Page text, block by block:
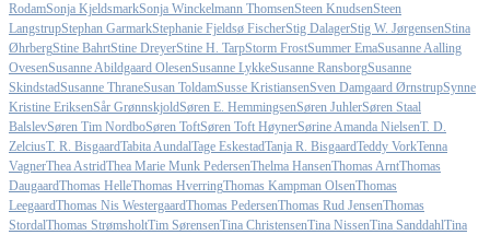
RodamSonja KjeldsmarkSonja Winckelmann ThomsenSteen KnudsenSteen
LangstrupStephan GarmarkStephanie Fjeldsø FischerStig DalagerStig W. JørgensenStina
ØhrbergStine BahrtStine DreyerStine H. TarpStorm FrostSummer EmaSusanne Aalling
OvesenSusanne Abildgaard OlesenSusanne LykkeSusanne RansborgSusanne
SkindstadSusanne ThraneSusan ToldamSusse KristiansenSven Damgaard ØrnstrupSynne
Kristine EriksenSår GrønnskjoldSøren E. HemmingsenSøren JuhlerSøren Staal
BalslevSøren Tim NordboSøren ToftSøren Toft HøynerSørine Amanda NielsenT. D.
ZelciusT. R. BisgaardTabita AundalTage EskestadTanja R. BisgaardTeddy VorkTenna
VagnerThea AstridThea Marie Munk PedersenThelma HansenThomas ArntThomas
DaugaardThomas HelleThomas HverringThomas Kampman OlsenThomas
LeegaardThomas Nis WestergaardThomas PedersenThomas Rud JensenThomas
StordalThomas StrømsholtTim SørensenTina ChristensenTina NissenTina SanddahlTina